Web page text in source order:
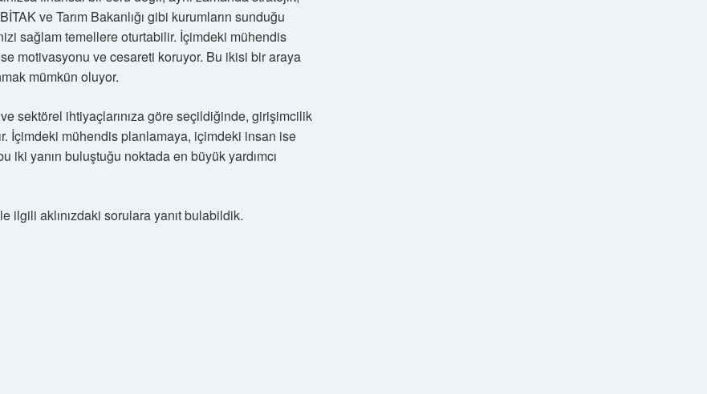
ve Tarım Bakanlığı gibi kurumların sunduğu
sağlam temellere oturtabilir. İçimdeki mühendis
motivasyonu ve cesareti koruyor. Bu ikisi bir araya
mümkün oluyor.
sektörel ihtiyaçlarınıza göre seçildiğinde, girişimcilik
İçimdeki mühendis planlamaya, içimdeki insan ise
iki yanın buluştuğu noktada en büyük yardımcı
ilgili aklınızdaki sorulara yanıt bulabildik.